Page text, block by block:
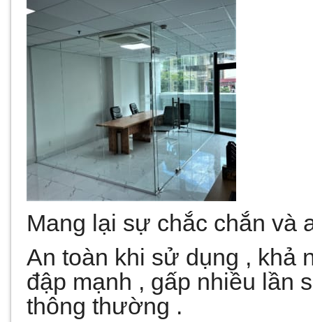
Mang lại sự chắc chắn và
An toàn khi sử dụng , khả
đập mạnh , gấp nhiều lần
thông thường .